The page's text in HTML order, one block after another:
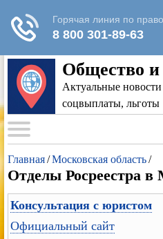
Общество
Актуальные
соцвыплаты, льготы
Главная/Московская область/
Отделы Росреестра в
Консультация с юристом
Официальный сайт
Для